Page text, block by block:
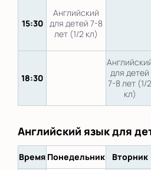
15:30
Английский
для детей 7-8
лет (1/2 кл)
18:30
для детей
7-8 лет (1/2
кл)
Английский язык для
Время Понедельник Вторник